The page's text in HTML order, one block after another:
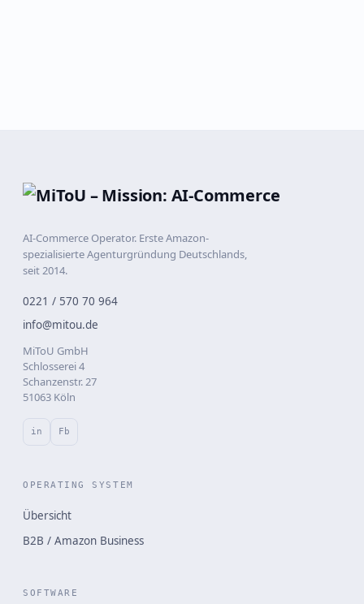
AI-Commerce Operator. Erste Amazon-
spezialisierte Agenturgründung Deutschlands,
seit 2014.
0221 / 570 70 964
info@mitou.de
MiToU GmbH
Schlosserei 4
Schanzenstr. 27
51063 Köln
in Fb
OPERATING SYSTEM
Übersicht
B2B / Amazon Business
SOFTWARE